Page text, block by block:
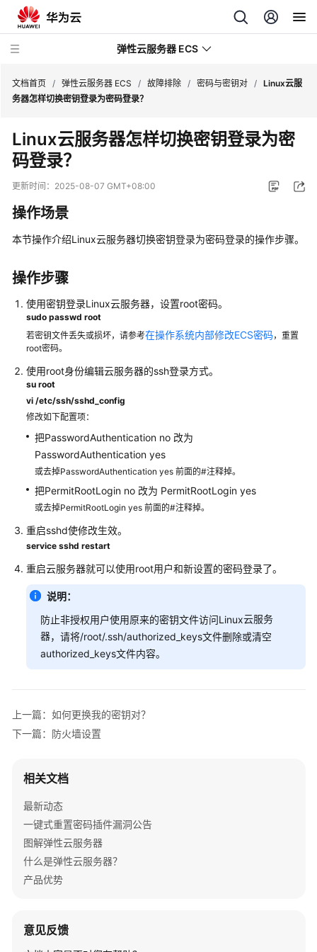
弹性云服务器 ECS
新
动
服
务
公
产
品
介
绍
计
费
说
明
入
门
用
南
最
白
皮
API
考
SDK
参
考
景
代
文档首页 / 弹性云服务器 ECS / 故障排除 / 密码与密钥对 / Linux云服
务器怎样切换密钥登录为密码登录？
Linux云服务器怎样切换密钥登录为密
码登录？
更新时间： 2025-08-07 GMT+08:00
操作场景
本节操作介绍Linux云服务器切换密钥登录为密码登录的操作步骤。
操作步骤
使用密钥登录Linux云服务器，设置root密码。
sudo passwd root
若密钥文件丢失或损坏，请参考在操作系统内部修改ECS密码，重置
root密码。
使用root身份编辑云服务器的ssh登录方式。
su root
vi /etc/ssh/sshd_config
修改如下配置项：
把PasswordAuthentication no 改为
PasswordAuthentication yes
或去掉PasswordAuthentication yes 前面的#注释掉。
把PermitRootLogin no 改为 PermitRootLogin yes
或去掉PermitRootLogin yes 前面的#注释掉。
重启sshd使修改生效。
service sshd restart
重启云服务器就可以使用root用户和新设置的密码登录了。
说明：
防止非授权用户使用原来的密钥文件访问Linux云服务
器，请将/root/.ssh/authorized_keys文件删除或清空
authorized_keys文件内容。
上一篇：如何更换我的密钥对？
下一篇：防火墙设置
相关文档
最新动态
一键式重置密码插件漏洞公告
图解弹性云服务器
什么是弹性云服务器？
产品优势
意见反馈